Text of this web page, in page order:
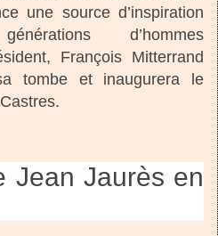
une source d’inspiration
d’hommes
François Mitterrand
tombe et inaugurera le
Jean Jaurès en